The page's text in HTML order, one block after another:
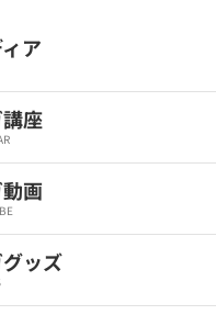
ア
座
画
ッズ